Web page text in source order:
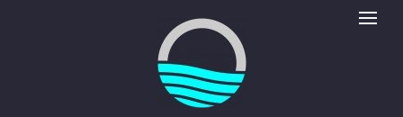
Мир септиков logo Toggle